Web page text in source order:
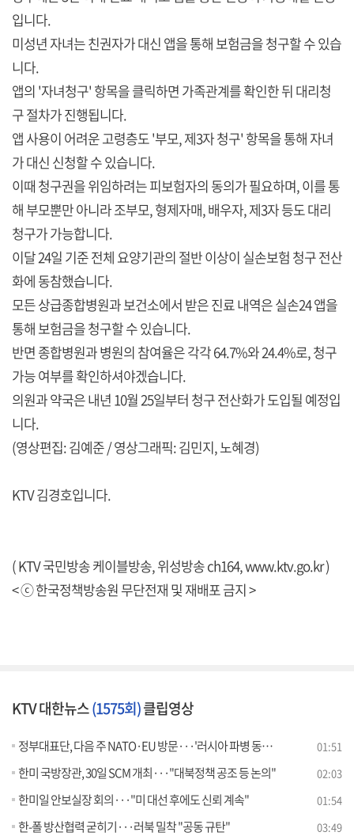
입니다.
미성년 자녀는 친권자가 대신 앱을 통해 보험금을 청구할 수 있습
니다.
앱의 '자녀청구' 항목을 클릭하면 가족관계를 확인한 뒤 대리청
구 절차가 진행됩니다.
앱 사용이 어려운 고령층도 '부모, 제3자 청구' 항목을 통해 자녀
가 대신 신청할 수 있습니다.
이때 청구권을 위임하려는 피보험자의 동의가 필요하며, 이를 통
해 부모뿐만 아니라 조부모, 형제자매, 배우자, 제3자 등도 대리
청구가 가능합니다.
이달 24일 기준 전체 요양기관의 절반 이상이 실손보험 청구 전산
화에 동참했습니다.
모든 상급종합병원과 보건소에서 받은 진료 내역은 실손24 앱을
통해 보험금을 청구할 수 있습니다.
반면 종합병원과 병원의 참여율은 각각 64.7%와 24.4%로, 청구
가능 여부를 확인하셔야겠습니다.
의원과 약국은 내년 10월 25일부터 청구 전산화가 도입될 예정입
니다.
(영상편집: 김예준 / 영상그래픽: 김민지, 노혜경)
KTV 김경호입니다.
( KTV 국민방송 케이블방송, 위성방송 ch164,www.ktv.go.kr)
< ⓒ 한국정책방송원 무단전재 및 재배포 금지 >
KTV 대한뉴스(1575회)클립영상
정부대표단, 다음 주 NATO·EU 방문···'러시아 파병 동향' 브리핑 01:51
한미 국방장관, 30일 SCM 개최···"대북정책 공조 등 논의" 02:03
한미일 안보실장 회의···"미 대선 후에도 신뢰 계속" 01:54
한-폴 방산협력 굳히기···러북 밀착 "공동 규탄" 03:49